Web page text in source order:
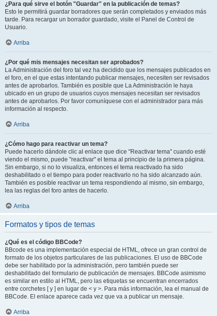
¿Para qué sirve el botón "Guardar" en la publicación de temas?
Esto le permitirá guardar borradores que serán completados y enviados más
tarde. Para recargar un borrador guardado, visite el Panel de Control de
Usuario.
Arriba
¿Por qué mis mensajes necesitan ser aprobados?
La Administración del foro tal vez ha decidido que los mensajes publicados en
el foro, en el que estas intentando publicar mensajes, necesiten ser revisados
antes de aprobarlos. También es posible que La Administración le haya
ubicado en un grupo de usuarios cuyos mensajes necesitan ser revisados
antes de aprobarlos. Por favor comuníquese con el administrador para más
información al respecto.
Arriba
¿Cómo hago para reactivar un tema?
Puede hacerlo dándole clic al enlace que dice "Reactivar tema" cuando esté
viendo el mismo, puede "reactivar" el tema al principio de la primera página.
Sin embargo, si no lo visualiza, entonces el tema reactivado ha sido
deshabilitado o el tiempo para poder reactivarlo no ha sido alcanzado aún.
También es posible reactivar un tema respondiendo al mismo, sin embargo,
lea las reglas del foro antes de hacerlo.
Arriba
Formatos y tipos de temas
¿Qué es el código BBCode?
BBcode es una implementación especial de HTML, ofrece un gran control de
formato de los objetos particulares de las publicaciones. El uso de BBCode
debe ser habilitado por la administración, pero también puede ser
deshabilitado del formulario de publicación de mensajes. BBCode asimismo
es similar en estilo al HTML, pero las etiquetas se encuentran encerrados
entre corchetes [ y ] en lugar de < y >. Para más información, lea el manual de
BBCode. El enlace aparece cada vez que va a publicar un mensaje.
Arriba